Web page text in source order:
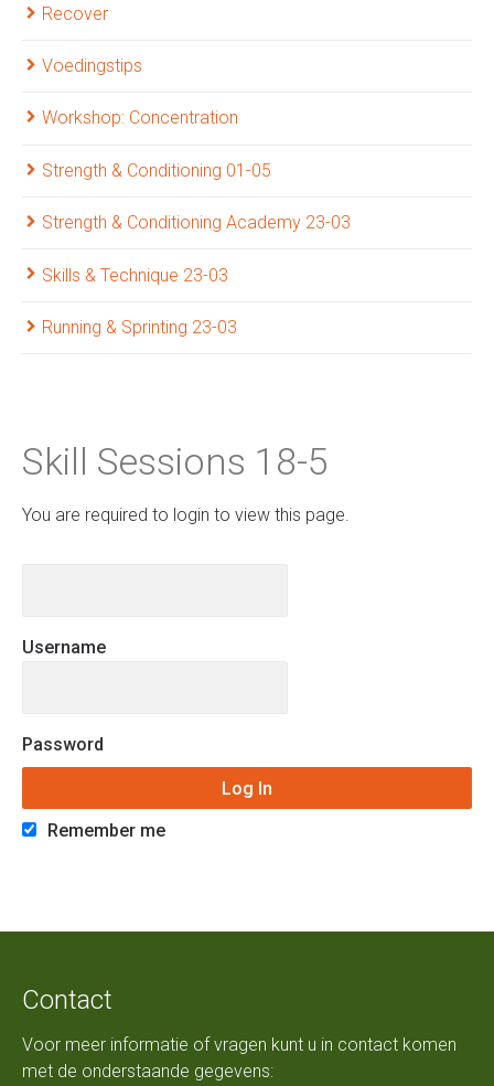
Recover
Voedingstips
Workshop: Concentration
Strength & Conditioning 01-05
Strength & Conditioning Academy 23-03
Skills & Technique 23-03
Running & Sprinting 23-03
Skill Sessions 18-5
You are required to login to view this page.
Username
Password
Remember me
Contact
Voor meer informatie of vragen kunt u in contact komen
met de onderstaande gegevens: